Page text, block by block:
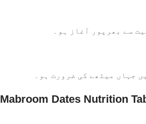
سے بھرپور آغاز ہو۔
جہاں میٹھے کی ضرورت ہو۔
Mabroom Dates Nutrition